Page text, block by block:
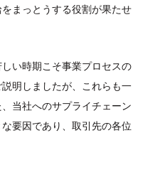
まっとうする役割が果たせ
い時期こそ事業プロセスの
明しましたが、これらも一
当社へのサプライチェーン
要因であり、取引先の各位